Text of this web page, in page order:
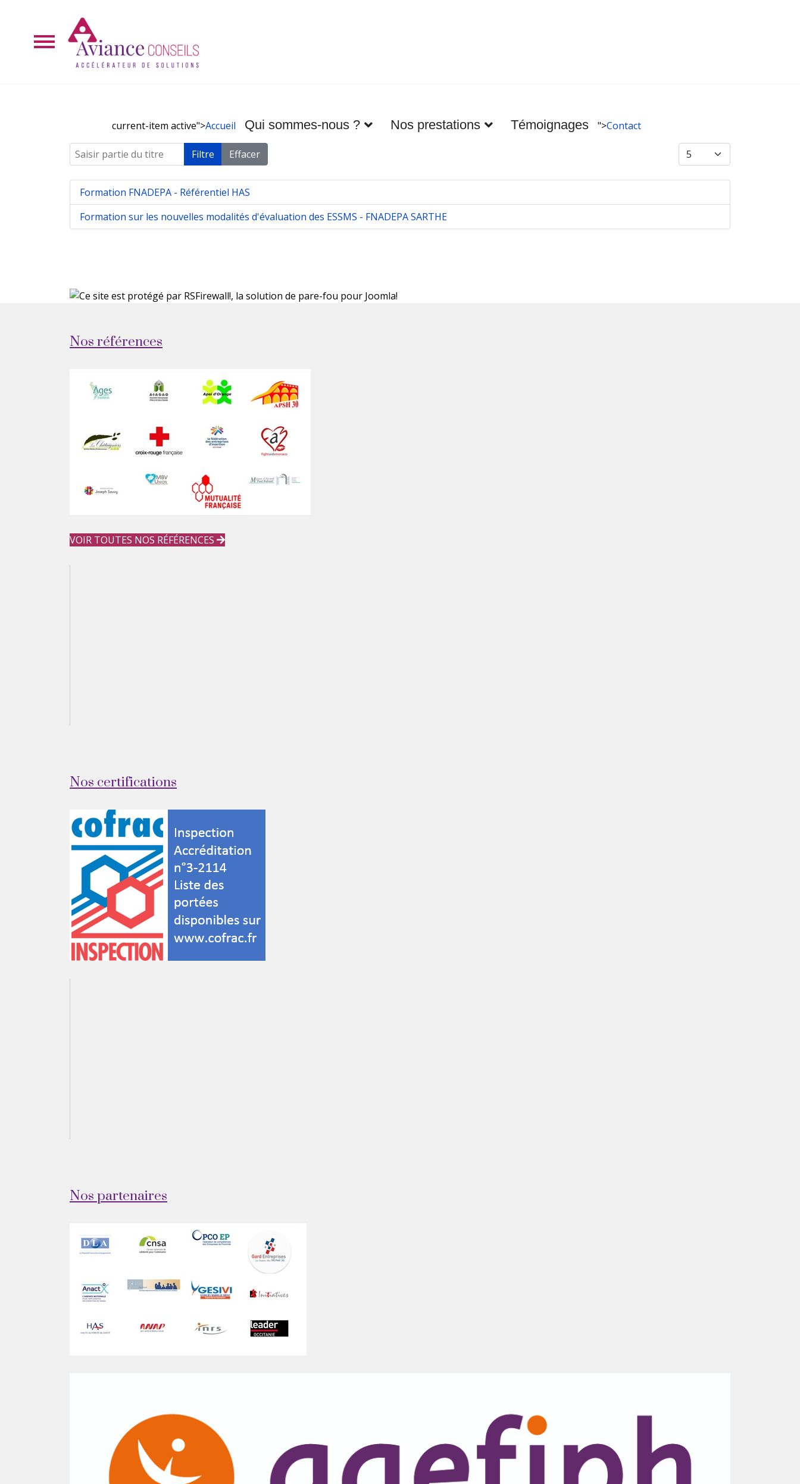
current-item active">Accueil Qui sommes-nous ? Nos prestations Témoignages ">Contact
Saisir partie du titre
Filtre Effacer Afficher #
Formation FNADEPA - Référentiel HAS
Formation sur les nouvelles modalités d'évaluation des ESSMS - FNADEPA SARTHE
Nos références
VOIR TOUTES NOS RÉFÉRENCES
Nos certifications
Nos partenaires